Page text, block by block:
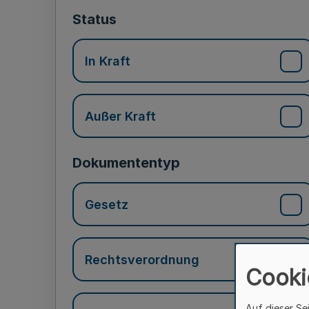
Status
In Kraft
Außer Kraft
Dokumententyp
Gesetz
Rechtsverordnung